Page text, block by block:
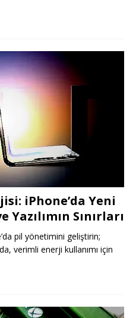
iPhone’da Yeni
Sınırları
pil yönetimini geliştirin;
verimli enerji kullanımı için